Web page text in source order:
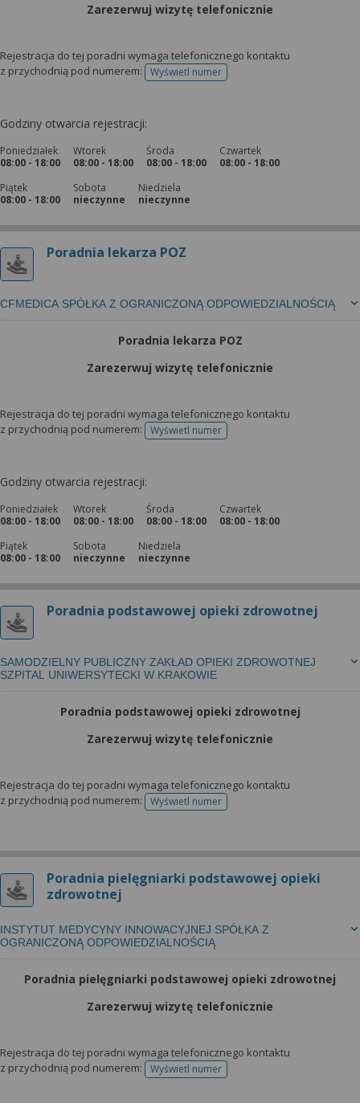
Zarezerwuj wizytę telefonicznie
Rejestracja do tej poradni wymaga telefonicznego kontaktu
z przychodnią pod numerem:
Wyświetl numertelefonu do rejestracji
Godziny otwarcia rejestracji:
Poniedziałek
08:00 - 18:00
Wtorek
08:00 - 18:00
Środa
08:00 - 18:00
Czwartek
08:00 - 18:00
Piątek
08:00 - 18:00
Sobota
nieczynne
Niedziela
nieczynne
Poradnia lekarza POZ
CFMEDICA SPÓŁKA Z OGRANICZONĄ ODPOWIEDZIALNOŚCIĄ
Poradnia lekarza POZ
Zarezerwuj wizytę telefonicznie
Rejestracja do tej poradni wymaga telefonicznego kontaktu
z przychodnią pod numerem:
Wyświetl numertelefonu do rejestracji
Godziny otwarcia rejestracji:
Poniedziałek
08:00 - 18:00
Wtorek
08:00 - 18:00
Środa
08:00 - 18:00
Czwartek
08:00 - 18:00
Piątek
08:00 - 18:00
Sobota
nieczynne
Niedziela
nieczynne
Poradnia podstawowej opieki zdrowotnej
SAMODZIELNY PUBLICZNY ZAKŁAD OPIEKI ZDROWOTNEJ
SZPITAL UNIWERSYTECKI W KRAKOWIE
Poradnia podstawowej opieki zdrowotnej
Zarezerwuj wizytę telefonicznie
Rejestracja do tej poradni wymaga telefonicznego kontaktu
z przychodnią pod numerem:
Wyświetl numertelefonu do rejestracji
Poradnia pielęgniarki podstawowej opieki
zdrowotnej
INSTYTUT MEDYCYNY INNOWACYJNEJ SPÓŁKA Z
OGRANICZONĄ ODPOWIEDZIALNOŚCIĄ
Poradnia pielęgniarki podstawowej opieki zdrowotnej
Zarezerwuj wizytę telefonicznie
Rejestracja do tej poradni wymaga telefonicznego kontaktu
z przychodnią pod numerem:
Wyświetl numertelefonu do rejestracji